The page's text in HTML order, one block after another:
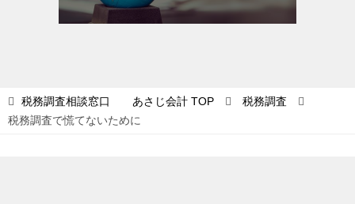
税務調査相談窓口 あさじ会計 TOP
税務調査
税務調査で慌てないために